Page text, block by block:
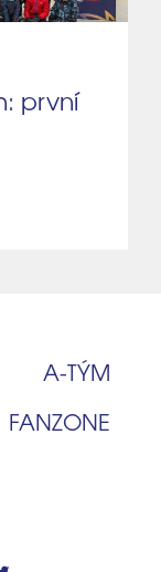
první
A‑TÝM
FANZONE